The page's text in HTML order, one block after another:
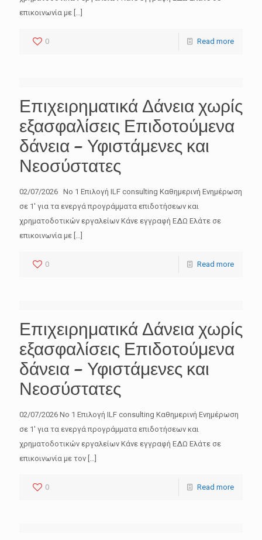
επικοινωνία με
0 Read more
Επιχειρηματικά Δάνεια χωρίς
εξασφαλίσεις Επιδοτούμενα
δάνεια – Υφιστάμενες και
Νεοσύστατες
02/07/2026 No 1 Επιλογή ILF consulting Καθημερινή Ενημέρωση
σε 1′ για τα ενεργά προγράμματα επιδοτήσεων και
χρηματοδοτικών εργαλείων Κάνε εγγραφή ΕΔΩ Ελάτε σε
επικοινωνία με
0 Read more
Επιχειρηματικά Δάνεια χωρίς
εξασφαλίσεις Επιδοτούμενα
δάνεια – Υφιστάμενες και
Νεοσύστατες
02/07/2026 No 1 Επιλογή ILF consulting Καθημερινή Ενημέρωση
σε 1′ για τα ενεργά προγράμματα επιδοτήσεων και
χρηματοδοτικών εργαλείων Κάνε εγγραφή ΕΔΩ Ελάτε σε
επικοινωνία με τον
0 Read more